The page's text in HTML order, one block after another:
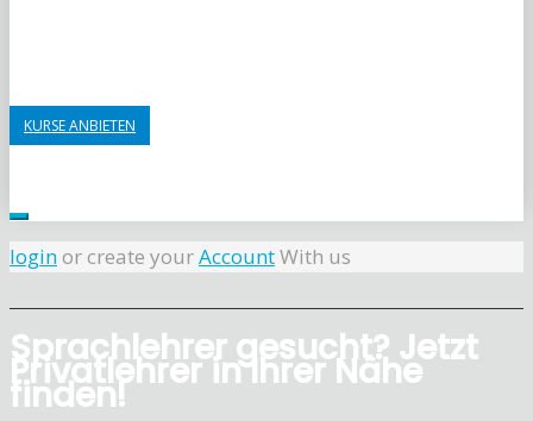
KURSE ANBIETEN
loginor create yourAccountWith us
Sprachlehrer gesucht? Jetzt
Privatlehrer in Ihrer Nähe
finden!